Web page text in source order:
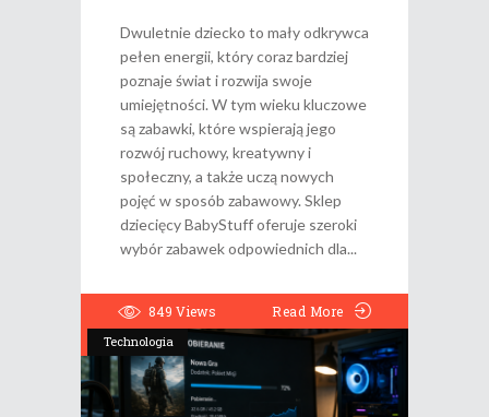
Dwuletnie dziecko to mały odkrywca
pełen energii, który coraz bardziej
poznaje świat i rozwija swoje
umiejętności. W tym wieku kluczowe
są zabawki, które wspierają jego
rozwój ruchowy, kreatywny i
społeczny, a także uczą nowych
pojęć w sposób zabawowy. Sklep
dziecięcy BabyStuff oferuje szeroki
wybór zabawek odpowiednich dla
849 Views Read More
Technologia